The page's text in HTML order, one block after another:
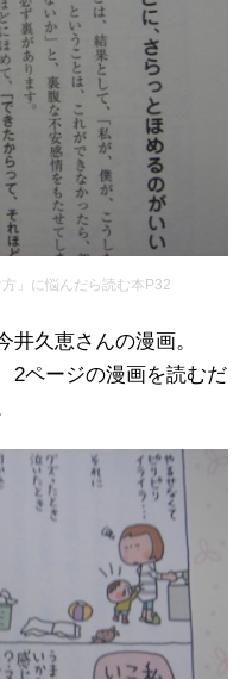
」に悩んだら読む本P32
久恵さんの漫画。
2ページの漫画を読むだ